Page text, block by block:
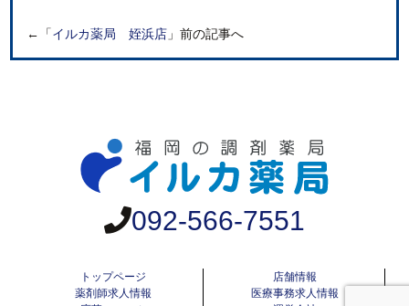
←「イルカ薬局 姪浜店 」前の記事へ
092-566-7551
トップページ
店舗情報
薬剤師求人情報
医療事務求人情報